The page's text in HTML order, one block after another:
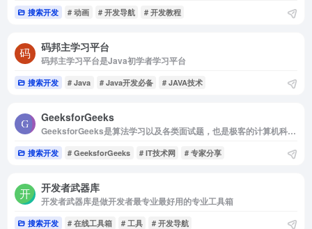
搜索开发 # 动画 # 开发导航 # 开发教程
码邦主学习平台
码邦主学习平台是Java初学者学习平台
搜索开发 # Java # Java开发必备 # JAVA技术
GeeksforGeeks
GeeksforGeeks是算法学习以及各类面试题，也是极客的计算机科学门户
搜索开发 # GeeksforGeeks # IT技术网 # 专家分享
开发者武器库
开发者武器库是做开发者最专业最好用的专业工具箱
搜索开发 # 在线工具箱 # 工具 # 开发导航